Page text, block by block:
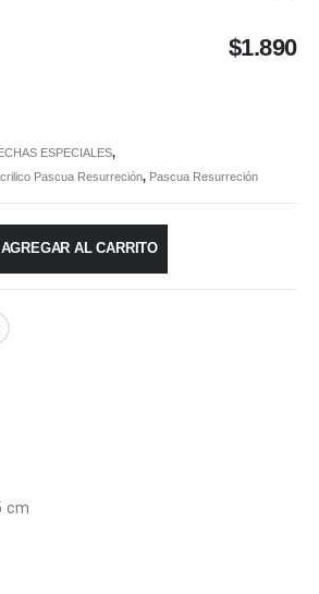
$1.890
ESPECIALES,
Pascua Resurreción, Pascua Resurreción
AGREGAR AL CARRITO
cm